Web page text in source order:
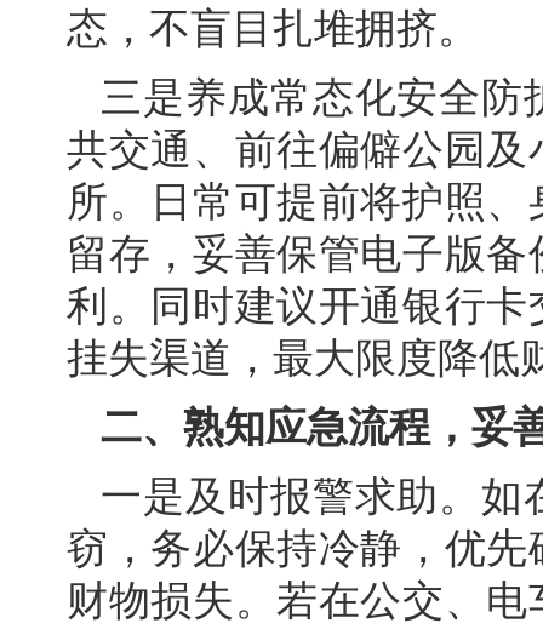
态，不盲目扎堆拥挤。
三是养成常态化安全
共交通、前往偏僻公园
所。日常可提前将护照
留存，妥善保管电子版
利。同时建议开通银行
挂失渠道，最大限度降低
二、熟知应急流程，妥
一是及时报警求助。如
窃，务必保持冷静，优
财物损失。若在公交、